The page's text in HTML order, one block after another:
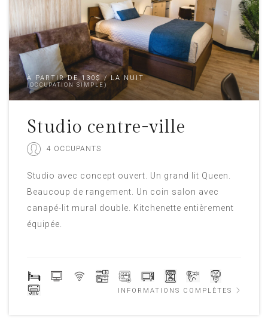
À PARTIR DE 130$ / LA NUIT
(OCCUPATION SIMPLE)
Studio centre-ville
4 OCCUPANTS
Studio avec concept ouvert. Un grand lit Queen.
Beaucoup de rangement. Un coin salon avec
canapé-lit mural double. Kitchenette entièrement
équipée.
INFORMATIONS COMPLÈTES